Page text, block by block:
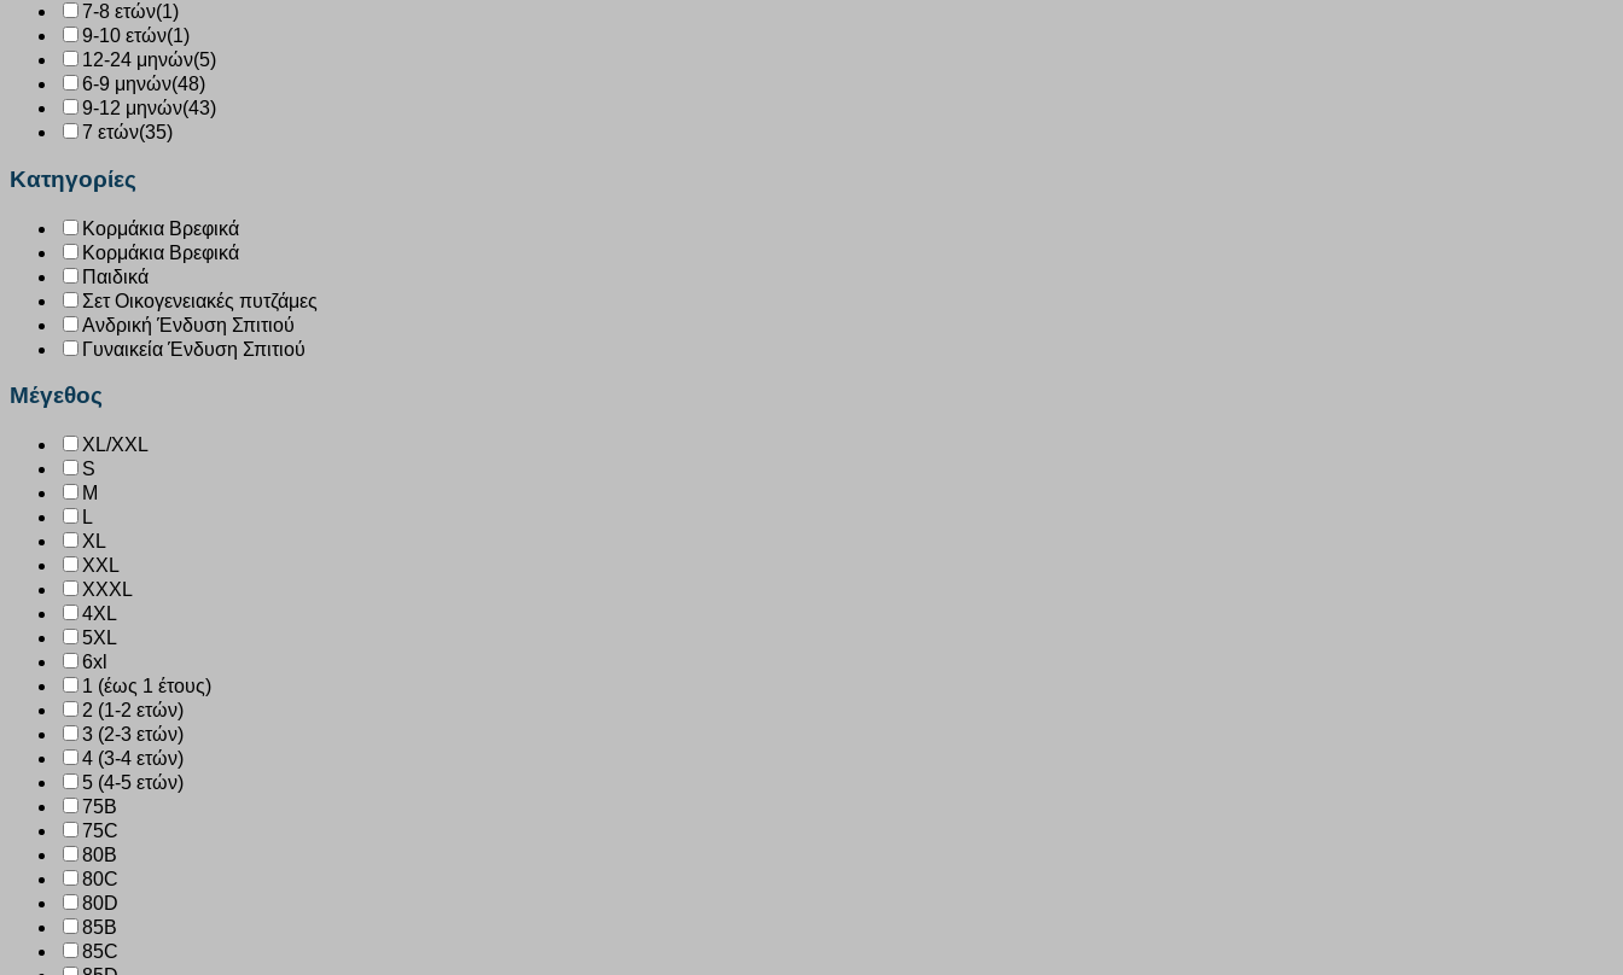
7-8 ετών(1)
9-10 ετών(1)
12-24 μηνών(5)
6-9 μηνών(48)
9-12 μηνών(43)
7 ετών(35)
Κατηγορίες
Κορμάκια Βρεφικά
Κορμάκια Βρεφικά
Παιδικά
Σετ Οικογενειακές πυτζάμες
Ανδρική Ένδυση Σπιτιού
Γυναικεία Ένδυση Σπιτιού
Μέγεθος
XL/XXL
S
M
L
XL
XXL
XXXL
4XL
5XL
6xl
1 (έως 1 έτους)
2 (1-2 ετών)
3 (2-3 ετών)
4 (3-4 ετών)
5 (4-5 ετών)
75B
75C
80B
80C
80D
85B
85C